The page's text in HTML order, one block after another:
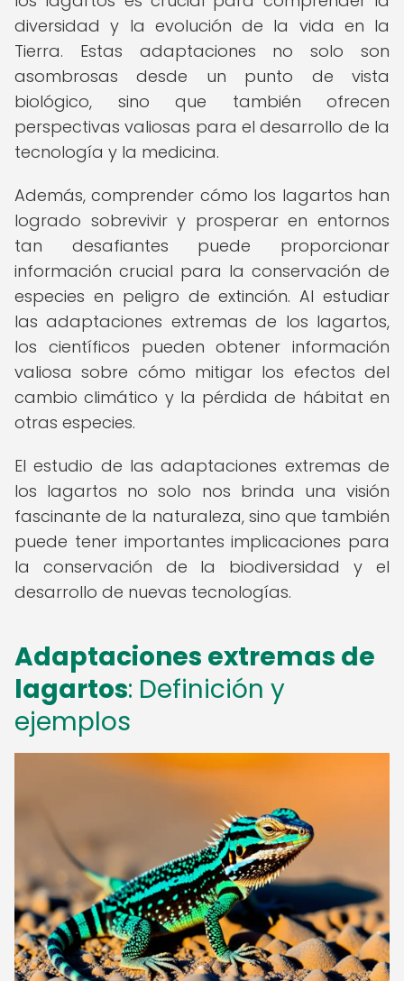
diversidad y la evolución de la vida en la
Tierra. Estas adaptaciones no solo son
asombrosas desde un punto de vista
biológico, sino que también ofrecen
perspectivas valiosas para el desarrollo de la
tecnología y la medicina.
Además, comprender cómo los lagartos han
logrado sobrevivir y prosperar en entornos
tan desafiantes puede proporcionar
información crucial para la conservación de
especies en peligro de extinción. Al estudiar
las adaptaciones extremas de los lagartos,
los científicos pueden obtener información
valiosa sobre cómo mitigar los efectos del
cambio climático y la pérdida de hábitat en
otras especies.
El estudio de las adaptaciones extremas de
los lagartos no solo nos brinda una visión
fascinante de la naturaleza, sino que también
puede tener importantes implicaciones para
la conservación de la biodiversidad y el
desarrollo de nuevas tecnologías.
Adaptaciones extremas de
lagartos: Definición y
ejemplos